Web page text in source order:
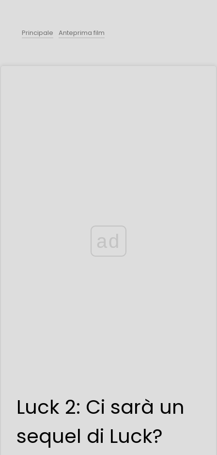
Principale Anteprima film
ad
Luck 2: Ci sarà un
sequel di Luck?